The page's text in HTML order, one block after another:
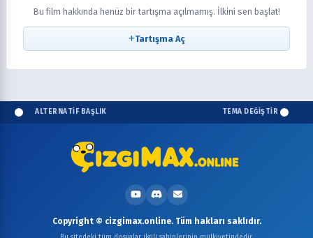
Bu film hakkında henüz bir tartışma açılmamış. İlkini sen başlat!
Tartışma Aç
ALTERNATİF BAŞLIK TEMA DEĞİŞTİR
Copyright © cizgimax.online. Tüm hakları saklıdır.